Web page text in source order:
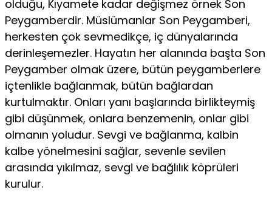
olduğu, Kıyamete kadar değişmez örnek Son
Peygamberdir. Müslümanlar Son Peygamberi,
herkesten çok sevmedikçe, iç dünyalarında
derinleşemezler. Hayatın her alanında başta Son
Peygamber olmak üzere, bütün peygamber­lere
içtenlikle bağlanmak, bütün bağlardan
kurtulmaktır. On­ları yanı başlarında birlikteymiş
gibi düşünmek, onlara benze­menin, onlar gibi
olmanın yoludur. Sevgi ve bağlanma, kalbin
kalbe yönelmesini sağlar, sevenle sevilen
arasında yıkılmaz, sevgi ve bağlılık köprüleri
kurulur.